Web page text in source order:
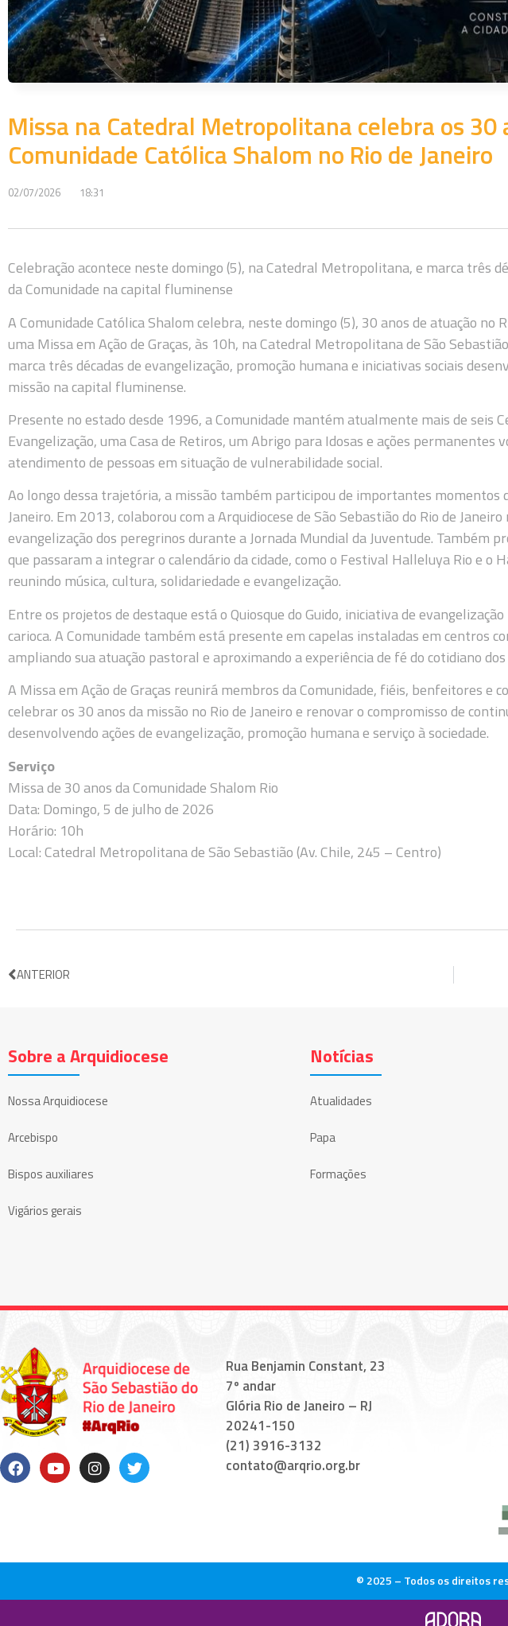
Missa na Catedral Metropolitana celebra os 30
Comunidade Católica Shalom no Rio de Janeiro
02/07/2026 18:31
Celebração acontece neste domingo (5), na Catedral Metropolitana, e marca três
da Comunidade na capital fluminense
A Comunidade Católica Shalom celebra, neste domingo (5), 30 anos de atuação no
uma Missa em Ação de Graças, às 10h, na Catedral Metropolitana de São
marca três décadas de evangelização, promoção humana e iniciativas sociais
missão na capital fluminense.
Presente no estado desde 1996, a Comunidade mantém atualmente mais de seis
Evangelização, uma Casa de Retiros, um Abrigo para Idosas e ações permanentes
atendimento de pessoas em situação de vulnerabilidade social.
Ao longo dessa trajetória, a missão também participou de importantes momentos
Janeiro. Em 2013, colaborou com a Arquidiocese de São Sebastião do Rio de Janeiro
evangelização dos peregrinos durante a Jornada Mundial da Juventude. Também
que passaram a integrar o calendário da cidade, como o Festival Halleluya Rio e o
reunindo música, cultura, solidariedade e evangelização.
Entre os projetos de destaque está o Quiosque do Guido, iniciativa de
carioca. A Comunidade também está presente em capelas instaladas em centros
ampliando sua atuação pastoral e aproximando a experiência de fé do cotidiano
A Missa em Ação de Graças reunirá membros da Comunidade, fiéis, benfeitores e
celebrar os 30 anos da missão no Rio de Janeiro e renovar o compromisso de
desenvolvendo ações de evangelização, promoção humana e serviço à sociedade.
Serviço
Missa de 30 anos da Comunidade Shalom Rio
Data: Domingo, 5 de julho de 2026
Horário: 10h
Local: Catedral Metropolitana de São Sebastião (Av. Chile, 245 – Centro)
ANTERIOR
Sobre a Arquidiocese
Nossa Arquidiocese
Arcebispo
Bispos auxiliares
Vigários gerais
Notícias
Atualidades
Papa
Formações
Rua Benjamin Constant, 23
7º andar
Glória Rio de Janeiro – RJ
20241-150
(21) 3916-3132
contato@arqrio.org.br
© 2025 – Todos os direitos